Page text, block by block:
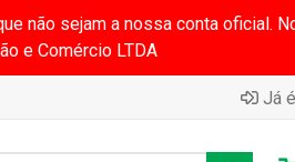
não sejam a nossa conta oficial.
e Comércio LTDA
Já